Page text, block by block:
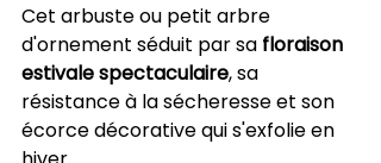
Cet arbuste ou petit arbre
d'ornement séduit par sa floraison
estivale spectaculaire, sa
résistance à la sécheresse et son
écorce décorative qui s'exfolie en